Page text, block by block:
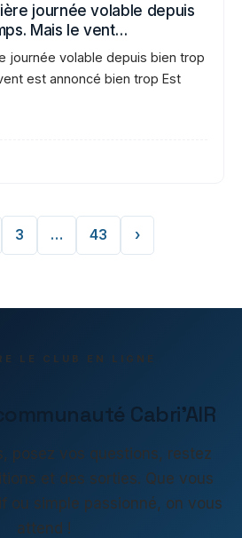
journée volable depuis
Mais le vent…
journée volable depuis bien trop
est annoncé bien trop Est
3 … 43 ›
LE CLUB EN LIGNE
Cabri'AIR
posez vos questions, restez
et des sorties. Que vous
ou simple passionné, on vous
attend !